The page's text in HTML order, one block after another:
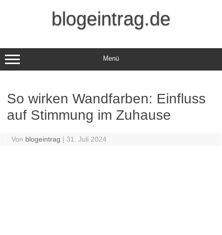
blogeintrag.de
Menü
So wirken Wandfarben: Einfluss
auf Stimmung im Zuhause
Von blogeintrag | 31. Juli 2024